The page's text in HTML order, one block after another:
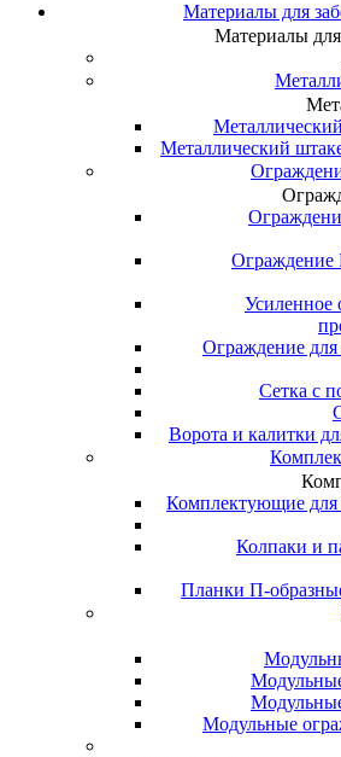
Материалы для
Материалы
Металлический
Ограждение
Усиленное
Ограждение
Сетка с
Ворота и калитки
Комплектующие для
Колпаки и
Планки П-
Модульные